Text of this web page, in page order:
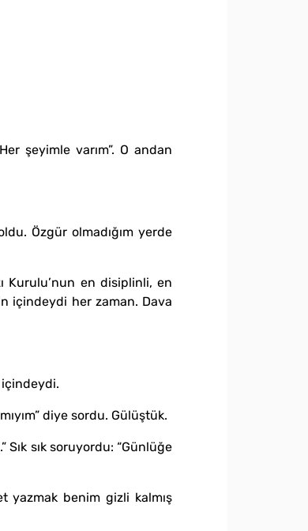
şeyimle varım”. O andan
Özgür olmadığım yerde
Kurulu’nun en disiplinli, en
içindeydi her zaman. Dava
içindeydi.
diye sordu. Gülüştük.
sık soruyordu: “Günlüğe
yazmak benim gizli kalmış